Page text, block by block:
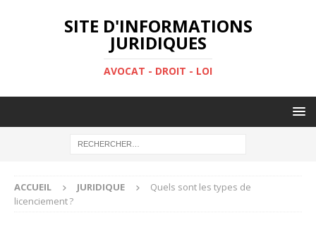
SITE D'INFORMATIONS
JURIDIQUES
AVOCAT - DROIT - LOI
ACCUEIL JURIDIQUE
Quels sont les types de
licenciement ?